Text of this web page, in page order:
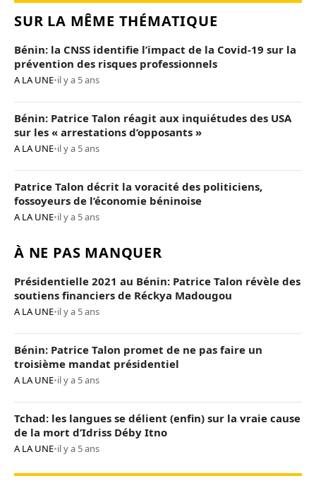
SUR LA MÊME THÉMATIQUE
Bénin: la CNSS identifie l’impact de la Covid-19 sur la
prévention des risques professionnels
A LA UNE•il y a 5 ans
Bénin: Patrice Talon réagit aux inquiétudes des USA
sur les « arrestations d’opposants »
A LA UNE•il y a 5 ans
Patrice Talon décrit la voracité des politiciens,
fossoyeurs de l’économie béninoise
A LA UNE•il y a 5 ans
À NE PAS MANQUER
Présidentielle 2021 au Bénin: Patrice Talon révèle des
soutiens financiers de Réckya Madougou
A LA UNE•il y a 5 ans
Bénin: Patrice Talon promet de ne pas faire un
troisième mandat présidentiel
A LA UNE•il y a 5 ans
Tchad: les langues se délient (enfin) sur la vraie cause
de la mort d’Idriss Déby Itno
A LA UNE•il y a 5 ans